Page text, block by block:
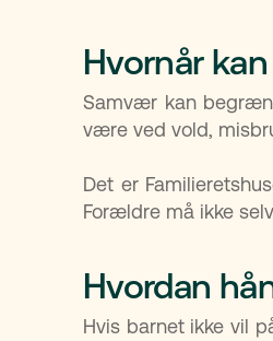
Hvornår
Samvær kan
være ved vold,
Det er
Forældre må ikke
Hvordan
Hvis barnet ikke vil